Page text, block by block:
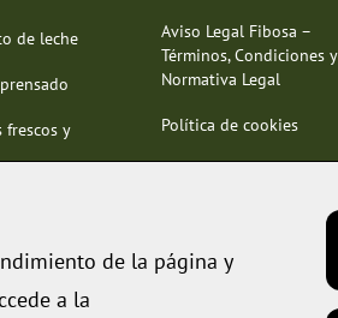
de leche
frescos y
Aviso Legal Fibosa –
Términos, Condiciones y
Normativa Legal
Política de cookies
de la página y
a la